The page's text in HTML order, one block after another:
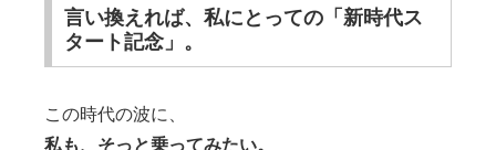
言い換えれば、私にとっての「新時代ス
タート記念」。
この時代の波に、
私も、そっと乗ってみたい。